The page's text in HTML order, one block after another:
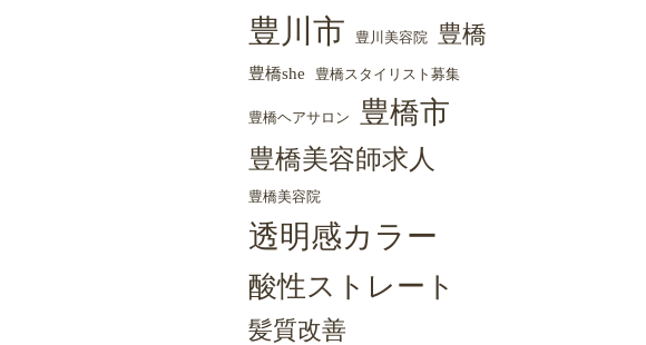
豊川市 豊川美容院 豊橋
豊橋she 豊橋スタイリスト募集
豊橋ヘアサロン 豊橋市
豊橋美容師求人
豊橋美容院
透明感カラー
酸性ストレート
髪質改善